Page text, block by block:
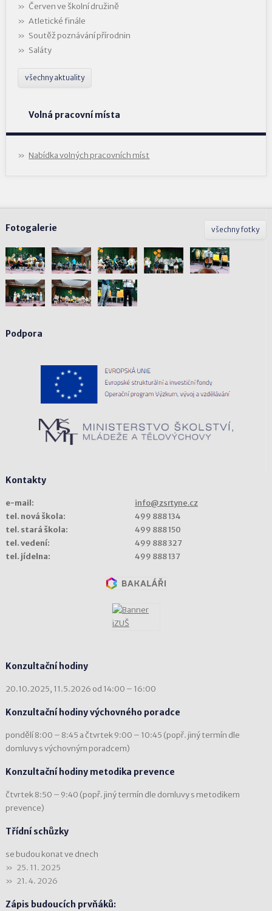
Červen ve školní družině
Atletické finále
Soutěž poznávání přírodnin
Saláty
všechny aktuality
Volná pracovní místa
Nabídka volných pracovních míst
všechny fotky
Fotogalerie
Podpora
Kontakty
e-mail:
info@zsrtyne.cz
tel. nová škola:
499 888 134
tel. stará škola:
499 888 150
tel. vedení:
499 888 327
tel. jídelna:
499 888 137
Konzultační hodiny
20.10.2025, 11.5.2026 od 14:00 – 16:00
Konzultační hodiny výchovného poradce
pondělí 8:00 – 8:45 a čtvrtek 9:00 – 10:45 (popř. jiný termín dle
domluvy s výchovným poradcem)
Konzultační hodiny metodika prevence
čtvrtek 8:50 – 9:40 (popř. jiný termín dle domluvy s metodikem
prevence)
Třídní schůzky
se budou konat ve dnech
25. 11. 2025
21. 4. 2026
Zápis budoucích prvňáků: